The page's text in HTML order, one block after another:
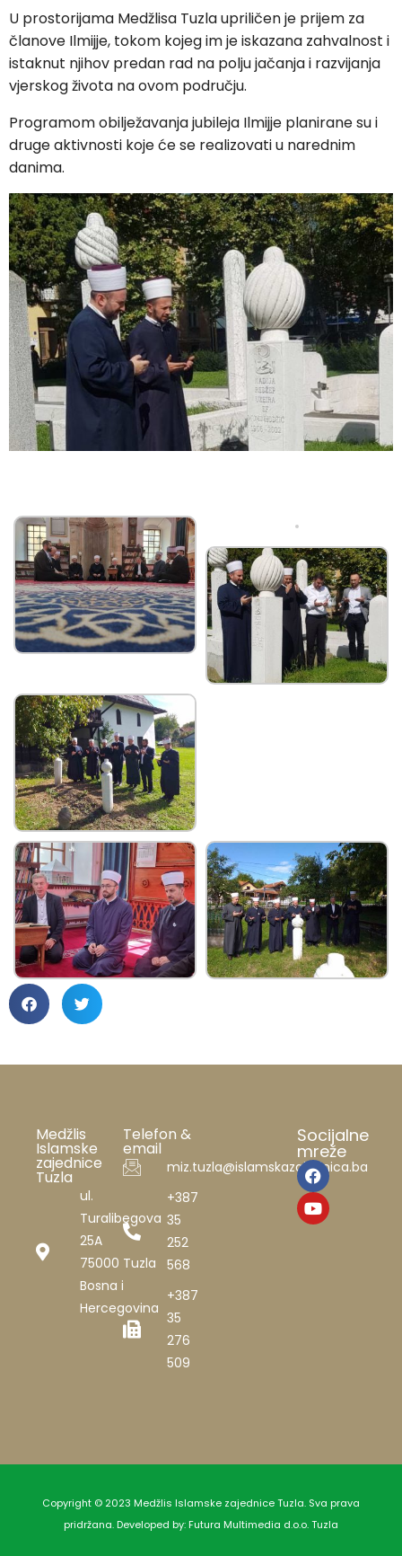
U prostorijama Medžlisa Tuzla upriličen je prijem za
članove Ilmijje, tokom kojeg im je iskazana zahvalnost i
istaknut njihov predan rad na polju jačanja i razvijanja
vjerskog života na ovom području.
Programom obilježavanja jubileja Ilmijje planirane su i
druge aktivnosti koje će se realizovati u narednim
danima.
Medžlis
Islamske
zajednice
Tuzla
ul.
Turalibegova
25A
75000 Tuzla
Bosna i
Hercegovina
Telefon &
email
miz.tuzla@islamskazajednica.ba
+387
35
252
568
+387
35
276
509
Socijalne
mreže
Copyright © 2023 Medžlis Islamske zajednice Tuzla. Sva prava
pridržana. Developed by: Futura Multimedia d.o.o. Tuzla